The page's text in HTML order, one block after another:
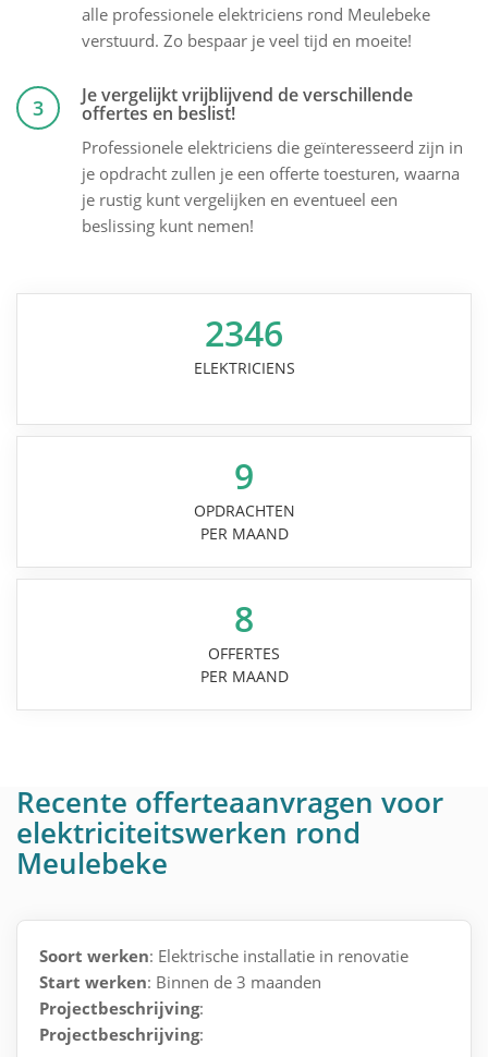
alle professionele elektriciens rond Meulebeke
verstuurd. Zo bespaar je veel tijd en moeite!
3 Je vergelijkt vrijblijvend de verschillende
offertes en beslist!
Professionele elektriciens die geïnteresseerd zijn in
je opdracht zullen je een offerte toesturen, waarna
je rustig kunt vergelijken en eventueel een
beslissing kunt nemen!
2346
ELEKTRICIENS
9
OPDRACHTEN
PER MAAND
8
OFFERTES
PER MAAND
Recente offerteaanvragen voor
elektriciteitswerken rond
Meulebeke
Soort werken: Elektrische installatie in renovatie
Start werken: Binnen de 3 maanden
Projectbeschrijving:
Projectbeschrijving: